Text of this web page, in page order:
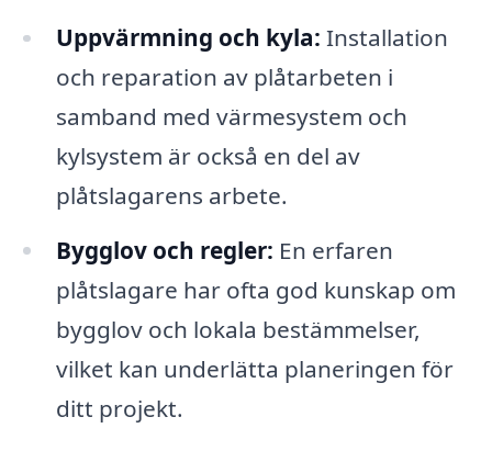
Uppvärmning och kyla: Installation
och reparation av plåtarbeten i
samband med värmesystem och
kylsystem är också en del av
plåtslagarens arbete.
Bygglov och regler: En erfaren
plåtslagare har ofta god kunskap om
bygglov och lokala bestämmelser,
vilket kan underlätta planeringen för
ditt projekt.